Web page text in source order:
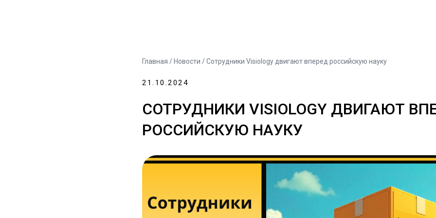
Главная / Новости / Сотрудники Visiology двигают вперед российскую науку
21.10.2024
СОТРУДНИКИ VISIOLOGY ДВИГАЮТ
РОССИЙСКУЮ НАУКУ